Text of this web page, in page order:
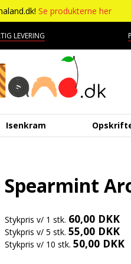
Se produkterne her
LEVERING
Hooligan
Liquid Architects
Isenkram
Drikkelse
Fondant
Spearmint
Stykpris v/ 1 stk. 60,00 DKK
Stykpris v/ 5 stk. 55,00 DKK
Stykpris v/ 10 stk. 50,00 DKK